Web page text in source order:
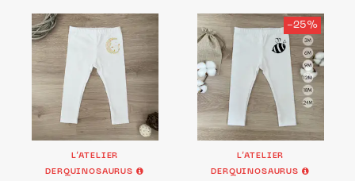
L’ATELIER
DERQUINOSAURUS
-25%
L’ATELIER
DERQUINOSAURUS